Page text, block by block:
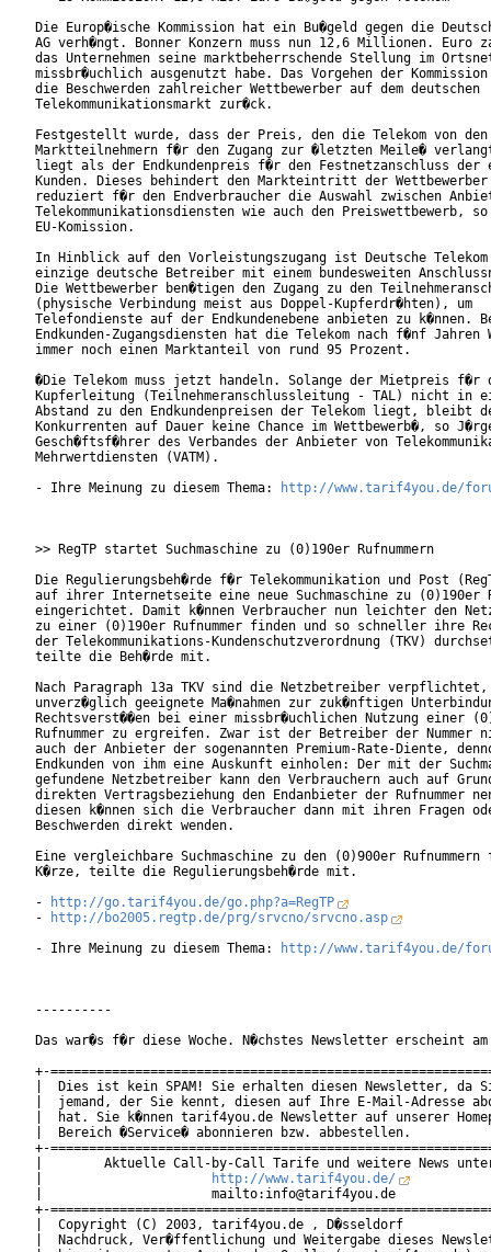
Die Europ�ische Kommission hat ein Bu�geld gegen die
AG verh�ngt. Bonner Konzern muss nun 12,6 Millionen. Euro
das Unternehmen seine marktbeherrschende Stellung im
missbr�uchlich ausgenutzt habe. Das Vorgehen der
die Beschwerden zahlreicher Wettbewerber auf dem deutschen
Telekommunikationsmarkt zur�ck.
Festgestellt wurde, dass der Preis, den die Telekom von den
Marktteilnehmern f�r den Zugang zur �letzten Meile�
liegt als der Endkundenpreis f�r den Festnetzanschluss der
Kunden. Dieses behindert den Markteintritt der Wettbewerber
reduziert f�r den Endverbraucher die Auswahl zwischen
Telekommunikationsdiensten wie auch den Preiswettbewerb,
EU-Komission.
In Hinblick auf den Vorleistungszugang ist Deutsche
einzige deutsche Betreiber mit einem bundesweiten
Die Wettbewerber ben�tigen den Zugang zu den
(physische Verbindung meist aus Doppel-Kupferdr�hten), um
Telefondienste auf der Endkundenebene anbieten zu k�nnen.
Endkunden-Zugangsdiensten hat die Telekom nach f�nf Jahren
immer noch einen Marktanteil von rund 95 Prozent.
�Die Telekom muss jetzt handeln. Solange der Mietpreis f�r
Kupferleitung (Teilnehmeranschlussleitung - TAL) nicht in
Abstand zu den Endkundenpreisen der Telekom liegt, bleibt
Konkurrenten auf Dauer keine Chance im Wettbewerb�, so
Gesch�ftsf�hrer des Verbandes der Anbieter von
Mehrwertdiensten (VATM).
- Ihre Meinung zu diesem Thema:
http://www.tarif4you.de/
>> RegTP startet Suchmaschine zu (0)190er Rufnummern
Die Regulierungsbeh�rde f�r Telekommunikation und Post
auf ihrer Internetseite eine neue Suchmaschine zu (0)190er
eingerichtet. Damit k�nnen Verbraucher nun leichter den
zu einer (0)190er Rufnummer finden und so schneller ihre
der Telekommunikations-Kundenschutzverordnung (TKV)
teilte die Beh�rde mit.
Nach Paragraph 13a TKV sind die Netzbetreiber verpflichtet,
unverz�glich geeignete Ma�nahmen zur zuk�nftigen
Rechtsverst��en bei einer missbr�uchlichen Nutzung einer
Rufnummer zu ergreifen. Zwar ist der Betreiber der Nummer
auch der Anbieter der sogenannten Premium-Rate-Diente,
Endkunden von ihm eine Auskunft einholen: Der mit der
gefundene Netzbetreiber kann den Verbrauchern auch auf
direkten Vertragsbeziehung den Endanbieter der Rufnummer
diesen k�nnen sich die Verbraucher dann mit ihren Fragen
Beschwerden direkt wenden.
Eine vergleichbare Suchmaschine zu den (0)900er
K�rze, teilte die Regulierungsbeh�rde mit.
-
http://go.tarif4you.de/go.php?a=RegTP
-
http://bo2005.regtp.de/prg/srvcno/srvcno.asp
- Ihre Meinung zu diesem Thema:
http://www.tarif4you.de/
----------
Das war�s f�r diese Woche. N�chstes Newsletter erscheint
+-
|  Dies ist kein SPAM! Sie erhalten diesen Newsletter, da
|  jemand, der Sie kennt, diesen auf Ihre E-Mail-Adresse
|  hat. Sie k�nnen tarif4you.de Newsletter auf unserer
|  Bereich �Service� abonnieren bzw. abbestellen.
+-
|        Aktuelle Call-by-Call Tarife und weitere News
http://www.tarif4you.de/
|                      mailto:info@tarif4you.de
+-
|  Copyright (C) 2003, tarif4you.de , D�sseldorf
|  Nachdruck, Ver�ffentlichung und Weitergabe dieses